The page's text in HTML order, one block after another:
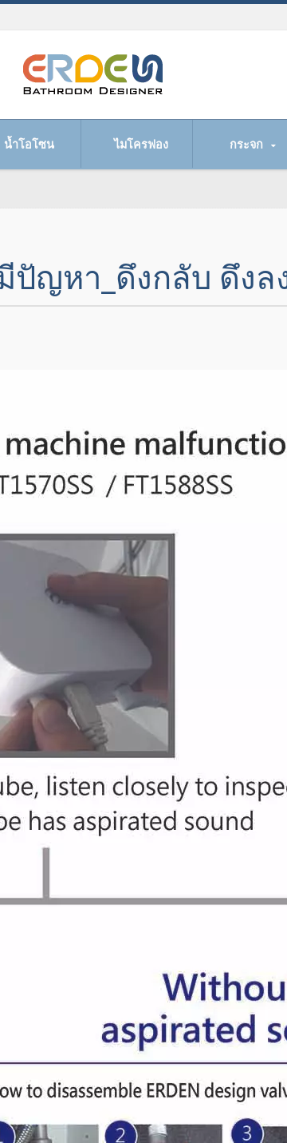
น้ำโอโซน ไมโครฟอง กระจก
ปัญหา_ดึงกลับ ดึง